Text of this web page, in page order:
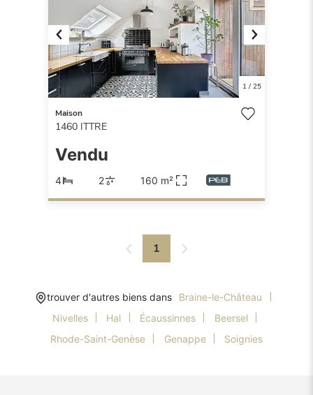
Previous Next
1/ 25
Maison
1460 ITTRE
Vendu
4 2 160 m²
1
trouver d'autres biens dans
Braine-le-Château
Nivelles
Hal Écaussinnes
Beersel
Rhode-Saint-Genèse
Genappe Soignies